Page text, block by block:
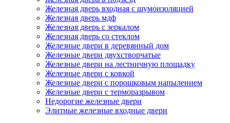
Железная дверь входная с шумоизоляцией
Железная дверь мдф
Железная дверь с зеркалом
Железная дверь со стеклом
Железные двери в деревянный дом
Железные двери двухстворчатые
Железные двери на лестничную площадку
Железные двери с ковкой
Железные двери с порошковым напылением
Железные двери с терморазрывом
Недорогие железные двери
Элитные железные входные двери